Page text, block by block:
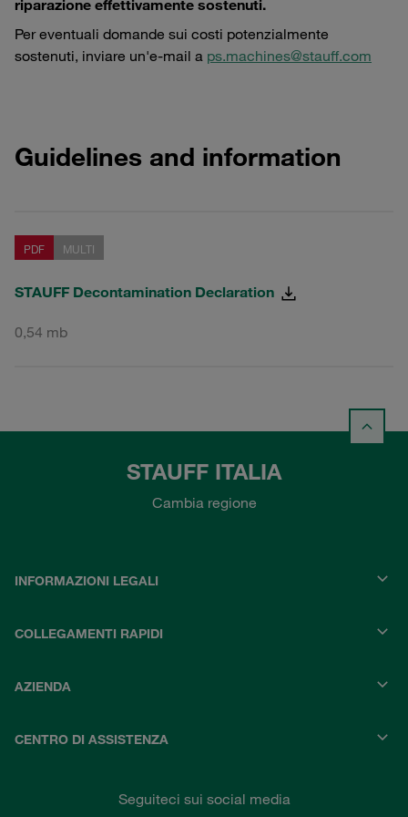
riparazione effettivamente sostenuti.
Per eventuali domande sui costi potenzialmente
sostenuti, inviare un'e-mail a ps.machines@stauff.com
Guidelines and information
PDF MULTI
STAUFF Decontamination Declaration
0,54 mb
STAUFF ITALIA
Cambia regione
INFORMAZIONI LEGALI
COLLEGAMENTI RAPIDI
AZIENDA
CENTRO DI ASSISTENZA
Seguiteci sui social media